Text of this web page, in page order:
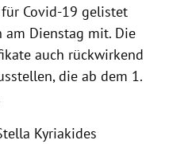
Covid-19 gelistet
am Dienstag mit. Die
auch rückwirkend
die ab dem 1.
Kyriakides